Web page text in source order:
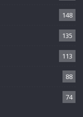
148
135
113
88
74